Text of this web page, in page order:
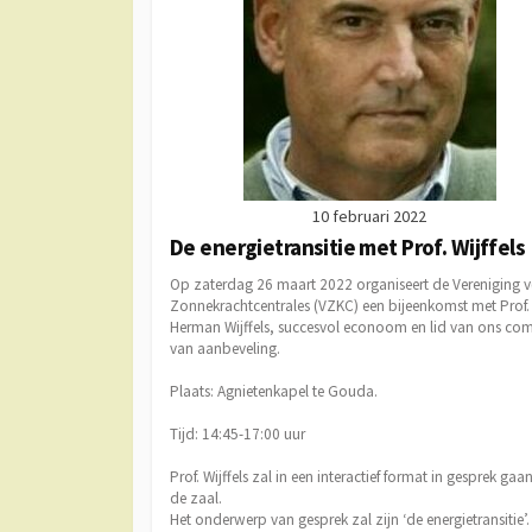
10 februari 2022
De energietransitie met Prof. Wijffels
Op zaterdag 26 maart 2022 organiseert de Vereniging
Zonnekrachtcentrales (VZKC) een bijeenkomst met Prof.
Herman Wijffels, succesvol econoom en lid van ons
van aanbeveling.
Plaats: Agnietenkapel te Gouda.
Tijd: 14:45-17:00 uur
Prof. Wijffels zal in een interactief format in gesprek
de zaal.
Het onderwerp van gesprek zal zijn ‘de energietransitie’.